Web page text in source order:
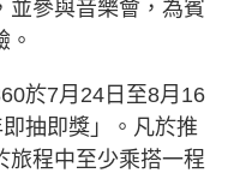
並參與音樂會，為賓
於7月24日至8月16
抽即獎」。凡於推
旅程中至少乘搭一程